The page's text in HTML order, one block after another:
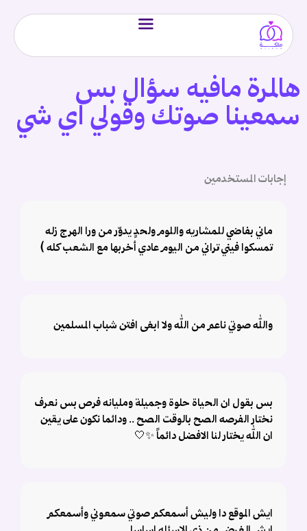
هالمرة مافيه سؤال بس
سمعينا صوتك وقولي اي شي
إجابات المستخدمين
ماني بفاضي للمشاريه واللوم ولحدٍ يدوّر من ورا الهرج زله
تمسكوا فيني تراني من اليوم عادي أخربها مع الشعب كله )
والله صوتي ناعم من الله ولا ابغى افتن شباب المسلمين
بس بقول ان الحياة حلوة وجميلة ومليانه فرص بس نعرف
نختار الفرصه الصح بالوقت الصح .. ودائما نكون على يقين
ان الله يختار لنا الافضل دائماً ✨🤍
ايش الموقع دا وليش أسمعكم صوتي سمعوني وأسمعكم